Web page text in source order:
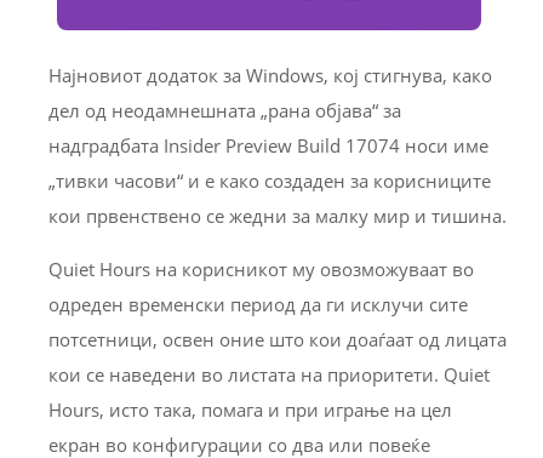
Најновиот додаток за Windows, кој стигнува, како
дел од неодамнешната „рана објава“ за
надградбата Insider Preview Build 17074 носи име
„тивки часови“ и е како создаден за корисниците
кои првенствено се жедни за малку мир и тишина.
Quiet Hours на корисникот му овозможуваат во
одреден временски период да ги исклучи сите
потсетници, освен оние што кои доаѓаат од лицата
кои се наведени во листата на приоритети. Quiet
Hours, исто така, помага и при играње на цел
екран во конфигурации со два или повеќе